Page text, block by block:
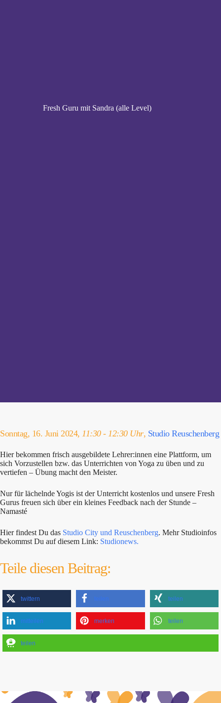
Fresh Guru mit Sandra (alle Level)
Sonntag, 16. Juni 2024, 11:30 - 12:30 Uhr, Studio Reuschenberg
Hier bekommen frisch ausgebildete Lehrer:innen eine Plattform, um
sich Vorzustellen bzw. das Unterrichten von Yoga zu üben und zu
vertiefen – Übung macht den Meister.
Nur für lächelnde Yogis ist der Unterricht kostenlos und unsere Fresh
Gurus freuen sich über ein kleines Feedback nach der Stunde –
Namasté
Hier findest Du das Studio City und Reuschenberg. Mehr Studioinfos
bekommst Du auf diesem Link: Studionews.
Teile diesen Beitrag:
twittern teilen teilen
mitteilen merken teilen
teilen